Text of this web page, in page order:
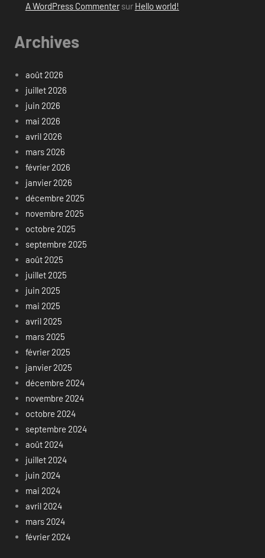
A WordPress Commentersur Hello world!
Archives
août 2026
juillet 2026
juin 2026
mai 2026
avril 2026
mars 2026
février 2026
janvier 2026
décembre 2025
novembre 2025
octobre 2025
septembre 2025
août 2025
juillet 2025
juin 2025
mai 2025
avril 2025
mars 2025
février 2025
janvier 2025
décembre 2024
novembre 2024
octobre 2024
septembre 2024
août 2024
juillet 2024
juin 2024
mai 2024
avril 2024
mars 2024
février 2024